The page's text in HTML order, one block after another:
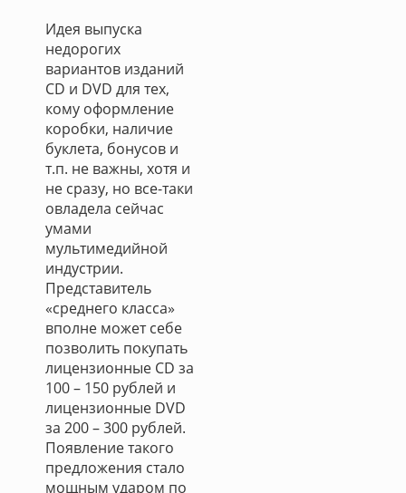
Идея выпуска
недорогих
вариантов изданий
CD и DVD для тех,
кому оформление
коробки, наличие
буклета, бонусов и
т.п. не важны, хотя и
не сразу, но все-таки
овладела сейчас
умами
мультимедийной
индустрии.
Представитель
«среднего класса»
вполне может себе
позволить покупать
лицензионные CD за
100 – 150 рублей и
лицензионные DVD
за 200 – 300 рублей.
Появление такого
предложения стало
мощным ударом по